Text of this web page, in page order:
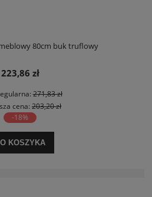
80cm buk truflowy
223,86 zł
271,83 zł
cena: 203,20 zł
-18%
KOSZYKA